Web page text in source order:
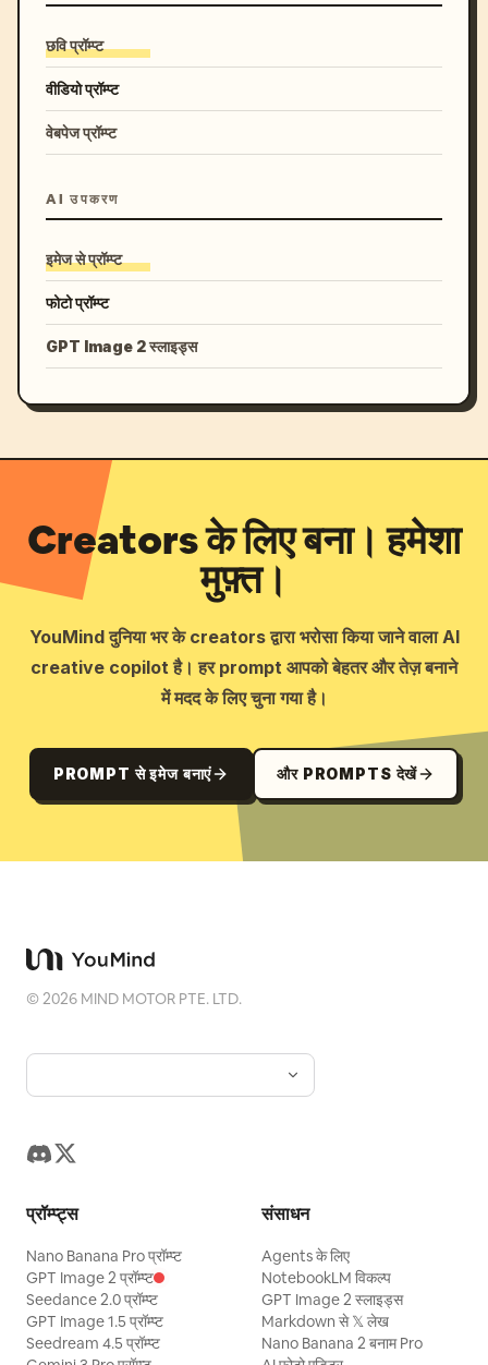
छवि प्रॉम्प्ट
वीडियो प्रॉम्प्ट
वेबपेज प्रॉम्प्ट
AI उपकरण
इमेज से प्रॉम्प्ट
फोटो प्रॉम्प्ट
GPT Image 2 स्लाइड्स
Creators के लिए बना। हमेशा
मुफ़्त।
YouMind दुनिया भर के creators द्वारा भरोसा किया जाने वाला AI
creative copilot है। हर prompt आपको बेहतर और तेज़ बनाने
में मदद के लिए चुना गया है।
PROMPT से इमेज बनाएं और PROMPTS देखें
©2026 MIND MOTOR PTE. LTD.
प्रॉम्प्ट्स
Nano Banana Pro प्रॉम्प्ट
GPT Image 2 प्रॉम्प्ट
Seedance 2.0 प्रॉम्प्ट
GPT Image 1.5 प्रॉम्प्ट
Seedream 4.5 प्रॉम्प्ट
संसाधन
Agents के लिए
NotebookLM विकल्प
GPT Image 2 स्लाइड्स
Markdown से 𝕏 लेख
Nano Banana 2 बनाम Pro